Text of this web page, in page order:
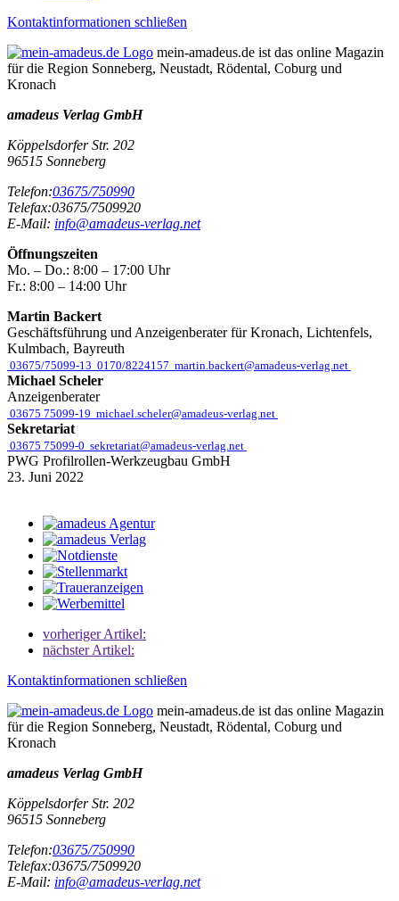
Kontaktinformationen schließen
mein-amadeus.de ist das online Magazin
für die Region Sonneberg, Neustadt, Rödental, Coburg und
Kronach
amadeus Verlag GmbH
Köppelsdorfer Str. 202
96515 Sonneberg
Telefon:03675/750990
Telefax:03675/7509920
E-Mail: info@amadeus-verlag.net
Öffnungszeiten
Mo. – Do.: 8:00 – 17:00 Uhr
Fr.: 8:00 – 14:00 Uhr
Martin Backert
Geschäftsführung und Anzeigenberater für Kronach, Lichtenfels,
Kulmbach, Bayreuth
03675/75099-13 0170/8224157 martin.backert@amadeus-verlag.net
Michael Scheler
Anzeigenberater
03675 75099-19 michael.scheler@amadeus-verlag.net
Sekretariat
03675 75099-0 sekretariat@amadeus-verlag.net
PWG Profilrollen-Werkzeugbau GmbH
23. Juni 2022
vorheriger Artikel:
nächster Artikel:
Kontaktinformationen schließen
mein-amadeus.de ist das online Magazin
für die Region Sonneberg, Neustadt, Rödental, Coburg und
Kronach
amadeus Verlag GmbH
Köppelsdorfer Str. 202
96515 Sonneberg
Telefon:03675/750990
Telefax:03675/7509920
E-Mail: info@amadeus-verlag.net